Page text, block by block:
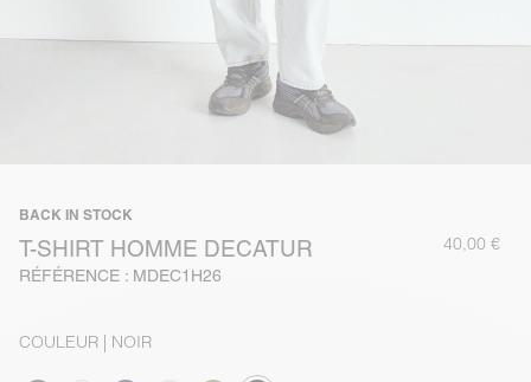
BACK IN STOCK
T-SHIRT HOMME DECATUR
RÉFÉRENCE : MDEC1H26
40,00 €
COULEUR | NOIR